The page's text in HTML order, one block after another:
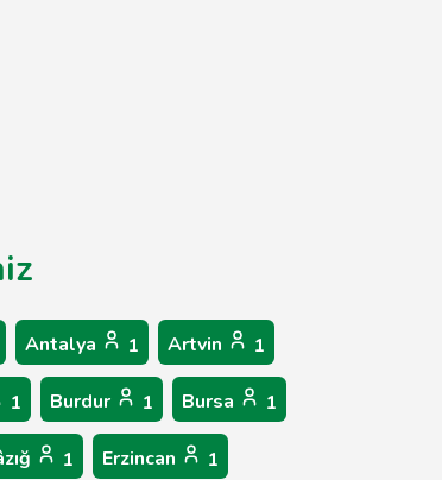
Antalya 1 Artvin 1
1 Burdur 1 Bursa 1
1 Erzincan 1